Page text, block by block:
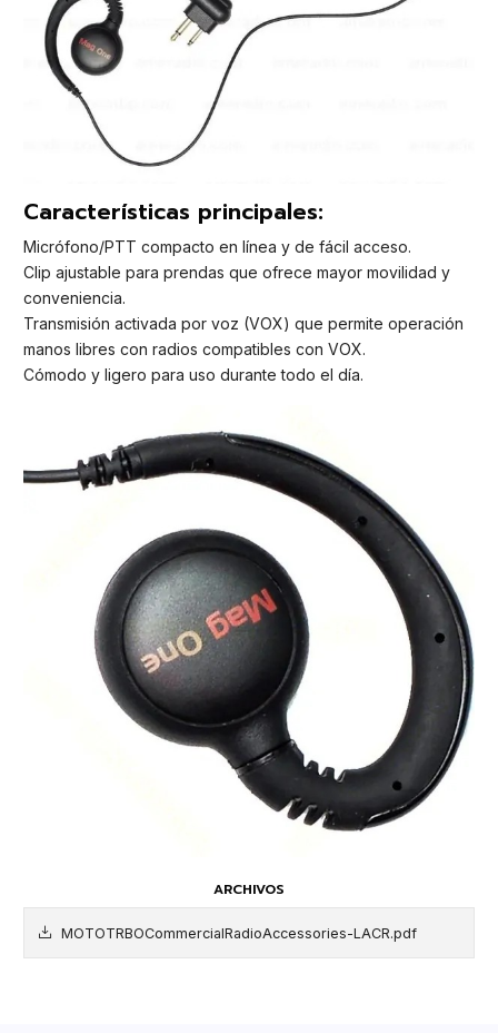
Características principales:
Micrófono/PTT compacto en línea y de fácil acceso.
Clip ajustable para prendas que ofrece mayor movilidad y
conveniencia.
Transmisión activada por voz (VOX) que permite operación
manos libres con radios compatibles con VOX.
Cómodo y ligero para uso durante todo el día.
ARCHIVOS
MOTOTRBOCommercialRadioAccessories-LACR.pdf